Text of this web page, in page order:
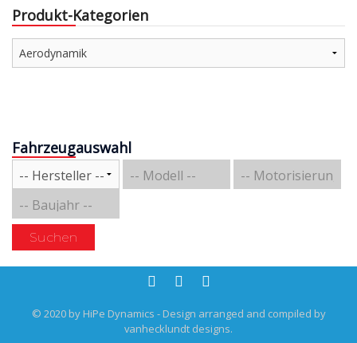
Produkt-Kategorien
Fahrzeugauswahl
Suchen
© 2020 by HiPe Dynamics - Design arranged and compiled by
vanhecklundt designs.